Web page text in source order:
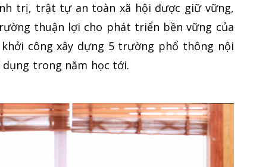
trị, trật tự an toàn xã hội được giữ vững,
thuận lợi cho phát triển bền vững của
công xây dựng 5 trường phổ thông nội
dụng trong năm học tới.